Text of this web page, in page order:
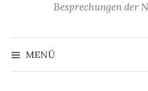
Besprechungen der
MENÜ